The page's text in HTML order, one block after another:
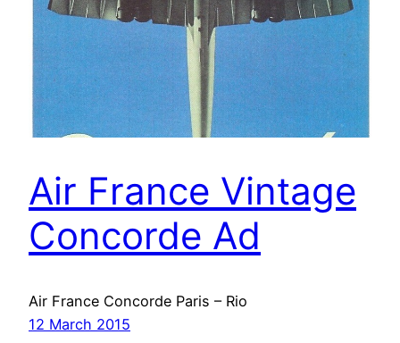
Air France Vintage
Concorde Ad
Air France Concorde Paris – Rio
12 March 2015